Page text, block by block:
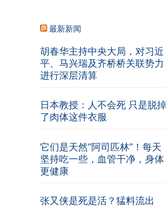
最新新闻
胡春华主持中央大局，对习近
平、马兴瑞及齐桥桥关联势力
进行深层清算
日本教授：人不会死 只是脱掉
了肉体这件衣服
它们是天然“阿司匹林”！每天
坚持吃一些，血管干净，身体
更健康
张又侠是死是活？猛料流出